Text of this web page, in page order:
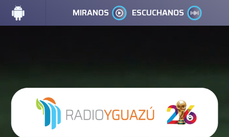
MIRANOS ESCUCHANOS